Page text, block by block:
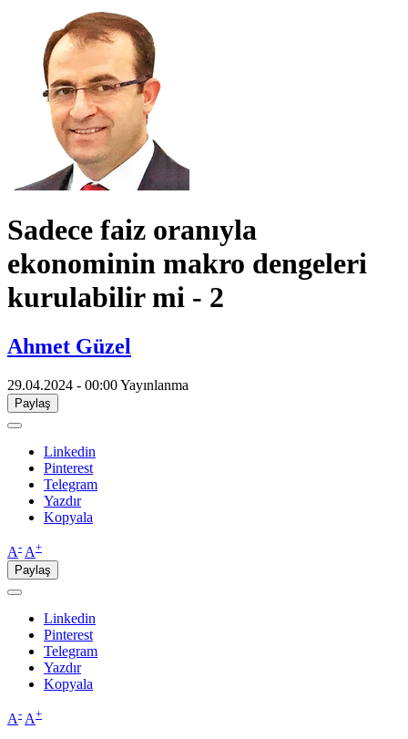
​Sadece faiz oranıyla
ekonominin makro dengeleri
kurulabilir mi - 2
Ahmet Güzel
29.04.2024 - 00:00Yayınlanma
Paylaş
Linkedin
Pinterest
Telegram
Yazdır
Kopyala
A- A+
Paylaş
Linkedin
Pinterest
Telegram
Yazdır
Kopyala
A- A+